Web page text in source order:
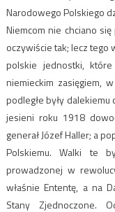
Narodowego Polskiego
Niemcom nie chciano
oczywiście tak; lecz tego
polskie jednostki,
niemieckim zasięgiem,
podległe były
jesieni roku 1918
generał Józef Haller; a
Polskiemu. Walki te
prowadzonej w
właśnie Ententę, a na
Stany Zjednoczone.